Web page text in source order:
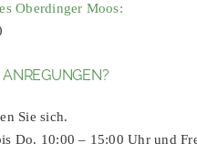
Oberdinger Moos:
Sie sich.
Do. 10:00 – 15:00 Uhr und